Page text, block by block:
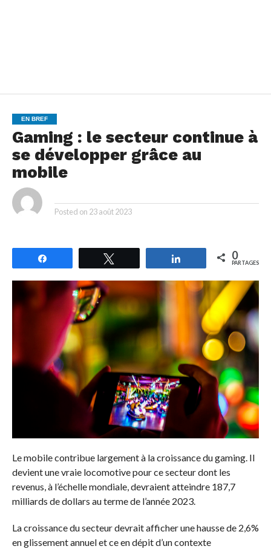
EN BREF
Gaming : le secteur continue à
se développer grâce au
mobile
Posted on 23 août 2023
Partagez 0
PARTAGES
Le mobile contribue largement à la croissance du gaming. Il
devient une vraie locomotive pour ce secteur dont les
revenus, à l’échelle mondiale, devraient atteindre 187,7
milliards de dollars au terme de l’année 2023.
La croissance du secteur devrait afficher une hausse de 2,6%
en glissement annuel et ce en dépit d’un contexte